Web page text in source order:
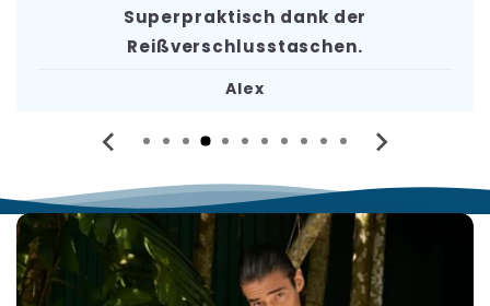
Superpraktisch dank der
Reißverschlusstaschen.
Alex